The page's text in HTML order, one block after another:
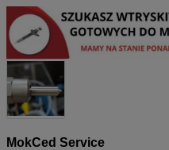
MokCed Service